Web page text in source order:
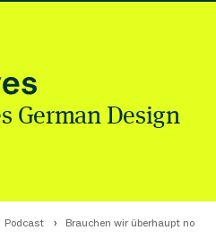
German Design
Podcast Brauchen wir überhaupt noch